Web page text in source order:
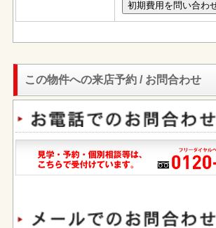
この物件への来店予約 / お問合わせ